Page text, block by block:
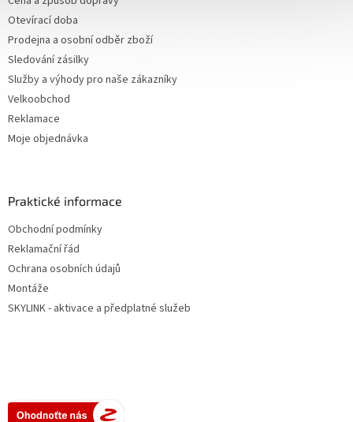
Otevírací doba
Prodejna a osobní odběr zboží
Sledování zásilky
Služby a výhody pro naše zákazníky
Velkoobchod
Reklamace
Moje objednávka
Praktické informace
Obchodní podmínky
Reklamační řád
Ochrana osobních údajů
Montáže
SKYLINK - aktivace a předplatné služeb